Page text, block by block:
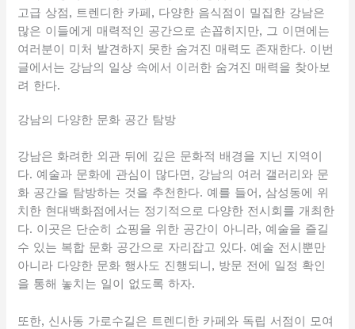
고급 상점, 트렌디한 카페, 다양한 음식점이 밀집한 강남은
많은 이들에게 매력적인 공간으로 손꼽히지만, 그 이면에는
여러분이 미처 발견하지 못한 숨겨진 매력도 존재한다. 이번
글에서는 강남의 일상 속에서 이러한 숨겨진 매력을 찾아보
려 한다.
강남의 다양한 문화 공간 탐방
강남은 화려한 외관 뒤에 깊은 문화적 배경을 지닌 지역이
다. 예술과 문화에 관심이 많다면, 강남의 여러 갤러리와 문
화 공간을 탐방하는 것을 추천한다. 예를 들어, 삼성동에 위
치한 현대백화점에서는 정기적으로 다양한 전시회를 개최한
다. 이곳은 단순히 쇼핑을 위한 공간이 아니라, 예술을 즐길
수 있는 복합 문화 공간으로 자리잡고 있다. 예술 전시뿐만
아니라 다양한 문화 행사도 진행되니, 방문 전에 일정 확인
을 통해 놓치는 일이 없도록 하자.
또한, 신사동 가로수길은 트렌디한 카페와 독립 서점이 모여